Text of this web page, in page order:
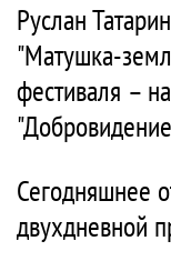
Руслан
"Матушка-
фестиваля –
Сегодняшнее
двухдневной